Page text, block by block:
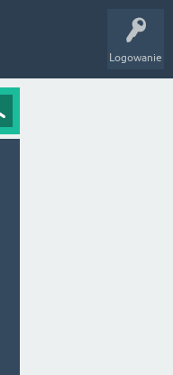
Logowanie